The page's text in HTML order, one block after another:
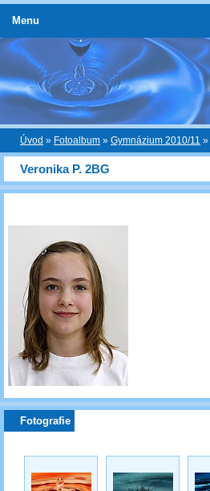
Úvod » Fotoalbum » Gymnázium 2010/11 »
Veronika P. 2BG
Fotografie
Menu